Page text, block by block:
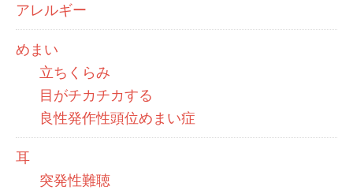
アレルギー
めまい
立ちくらみ
目がチカチカする
良性発作性頭位めまい症
耳
突発性難聴